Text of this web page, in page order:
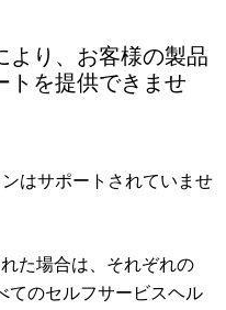
より、お客様の製品
トを提供できませ
はサポートされていませ
た場合は、それぞれの
てのセルフサービスヘル